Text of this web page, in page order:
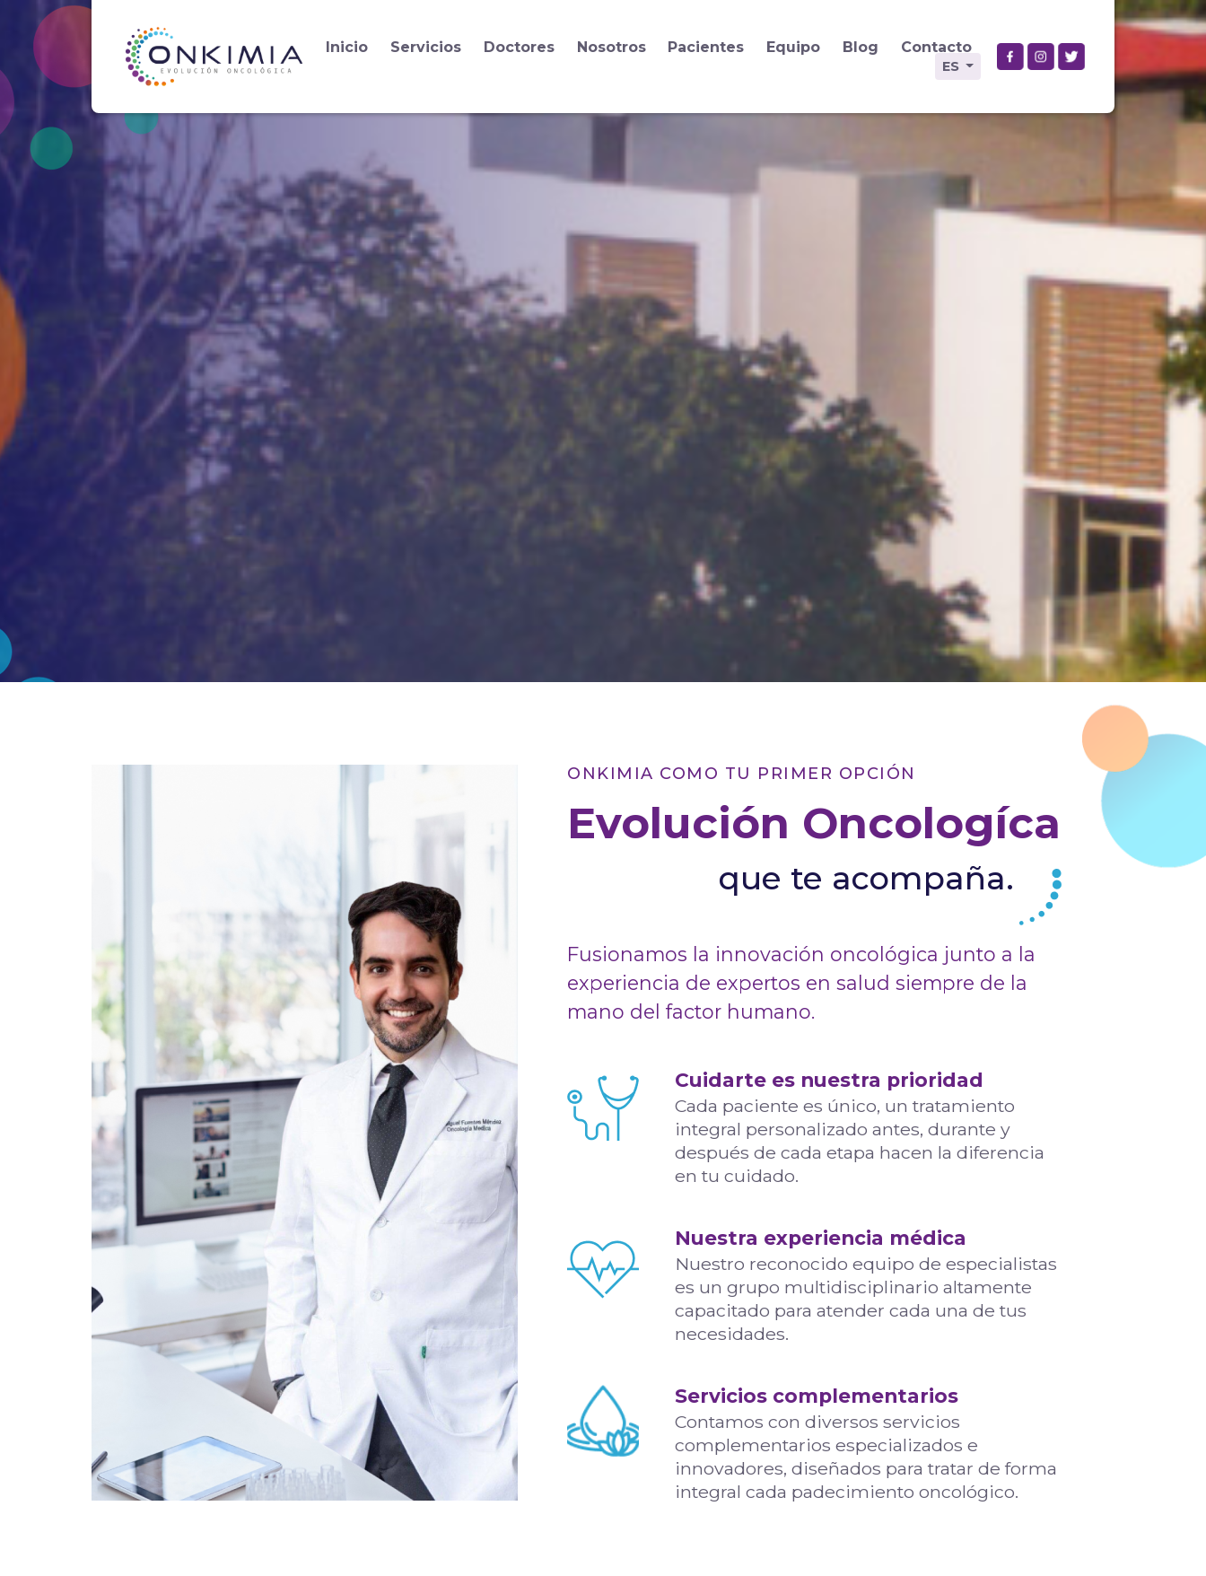
Inicio Servicios Doctores Nosotros Pacientes Equipo Blog Contacto
ES
ONKIMIA COMO TU PRIMER OPCIÓN
Evolución Oncologíca
que te acompaña.
Fusionamos la innovación oncológica junto a la
experiencia de expertos en salud siempre de la
mano del factor humano.
Cuidarte es nuestra prioridad
Cada paciente es único, un tratamiento
integral personalizado antes, durante y
después de cada etapa hacen la diferencia
en tu cuidado.
Nuestra experiencia médica
Nuestro reconocido equipo de especialistas
es un grupo multidisciplinario altamente
capacitado para atender cada una de tus
necesidades.
Servicios complementarios
Contamos con diversos servicios
complementarios especializados e
innovadores, diseñados para tratar de forma
integral cada padecimiento oncológico.